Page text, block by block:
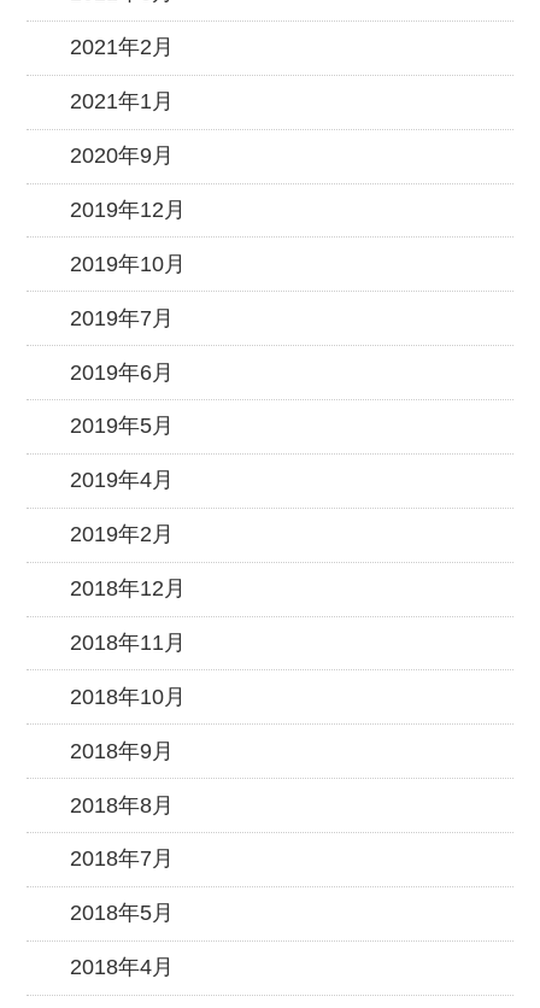
2021年2月
2021年1月
2020年9月
2019年12月
2019年10月
2019年7月
2019年6月
2019年5月
2019年4月
2019年2月
2018年12月
2018年11月
2018年10月
2018年9月
2018年8月
2018年7月
2018年5月
2018年4月